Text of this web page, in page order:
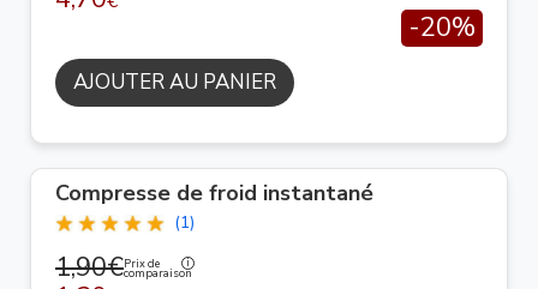
-20%
AJOUTER AU PANIER
Compresse de froid instantané
(1)
1,90€Prix de
comparaison